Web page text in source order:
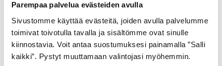
Parempaa palvelua evästeiden avulla
Sivustomme käyttää evästeitä, joiden avulla palvelumme
toimivat toivotulla tavalla ja sisältömme ovat sinulle
kiinnostavia. Voit antaa suostumuksesi painamalla ”Salli
kaikki”. Pystyt muuttamaan valintojasi myöhemmin.